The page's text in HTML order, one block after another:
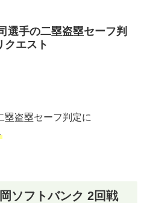
選手の二塁盗塁セーフ判
クエスト
塁盗塁セーフ判定に
ソフトバンク 2回戦